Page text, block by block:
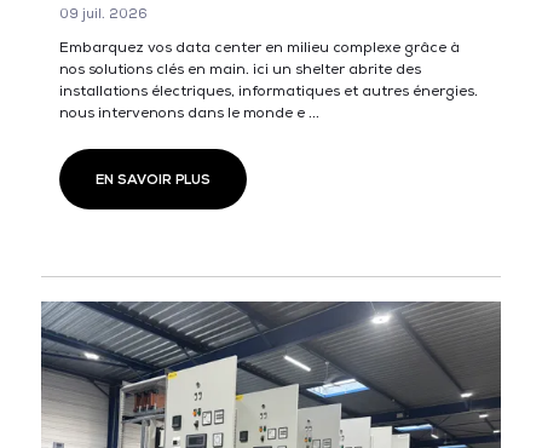
09 juil. 2026
Embarquez vos data center en milieu complexe grâce à
nos solutions clés en main. ici un shelter abrite des
installations électriques, informatiques et autres énergies.
nous intervenons dans le monde e ...
EN SAVOIR PLUS